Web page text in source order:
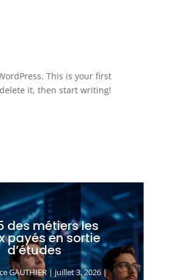
This is your first
it, then start writing!
des métiers les
payés en sortie
d’études
GAUTHIER|juillet 3, 2026|